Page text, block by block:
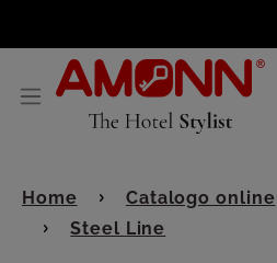
Home Catalogo online
Steel Line